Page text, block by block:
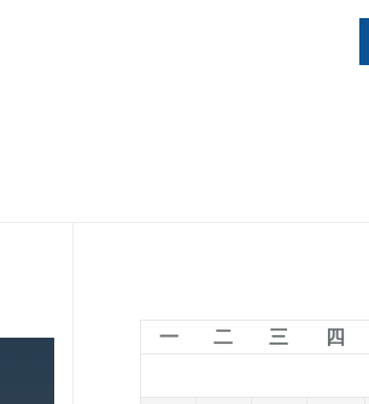
一
二 三 四